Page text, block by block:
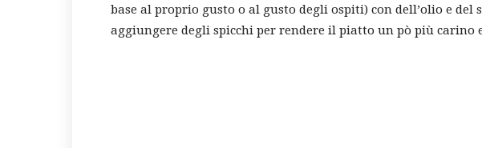
base al proprio gusto o al gusto degli ospiti) con dell’olio e del
aggiungere degli spicchi per rendere il piatto un pò più carino